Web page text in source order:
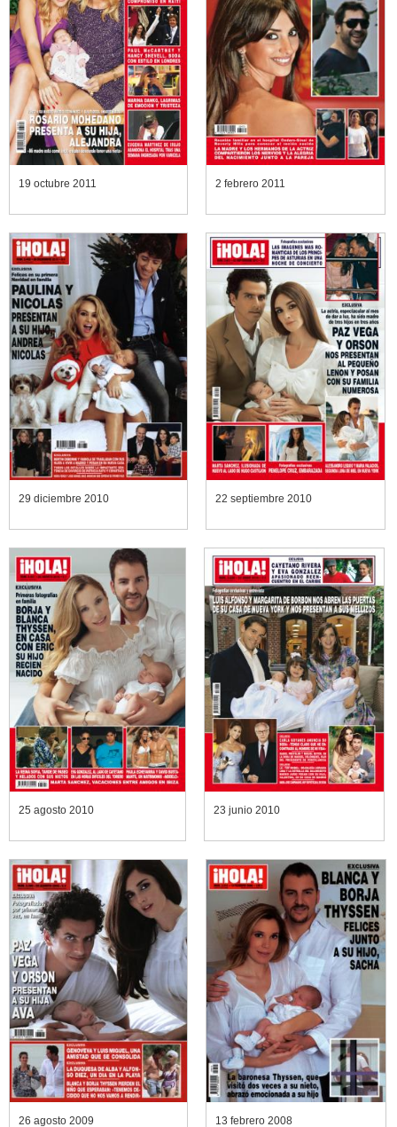
19 octubre 2011 2 febrero 2011
29 diciembre 2010 22 septiembre 2010
25 agosto 2010 23 junio 2010
26 agosto 2009 13 febrero 2008